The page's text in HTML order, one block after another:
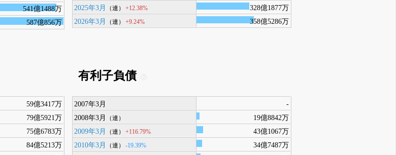
541億1488万
587億856万
2025年3月
（連） +12.38%
328億1877万
2026年3月
（連） +9.24% 358億5286万
59億3417万
79億5921万
75億6783万
84億5213万
有利子負債
2007年3月
-
2008年3月
（連）
19億8842万
2009年3月
（連） +116.79%
43億1067万
2010年3月
（連） -19.39%
34億7487万